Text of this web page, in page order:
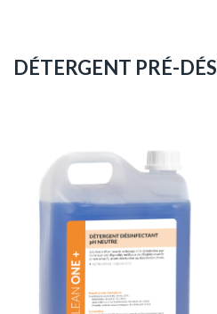
DÉTERGENT PRÉ-